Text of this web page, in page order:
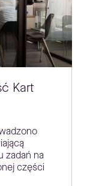
Kart
zadań na
części